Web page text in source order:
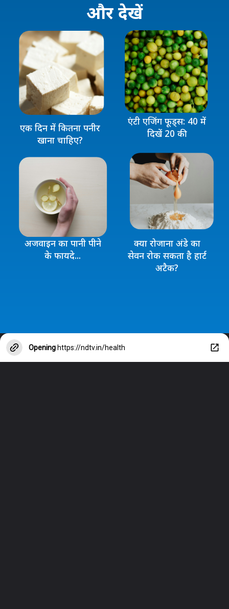
और देखें
एक दिन में कितना पनीर
खाना चाहिए?
अजवाइन का पानी पीने
के फायदे...
एंटी एजिंग फूड्स: 40 में
दिखें 20 की
क्या रोजाना अंडे का
सेवन रोक सकता है हार्ट
अटैक?
Opening https://ndtv.in/health